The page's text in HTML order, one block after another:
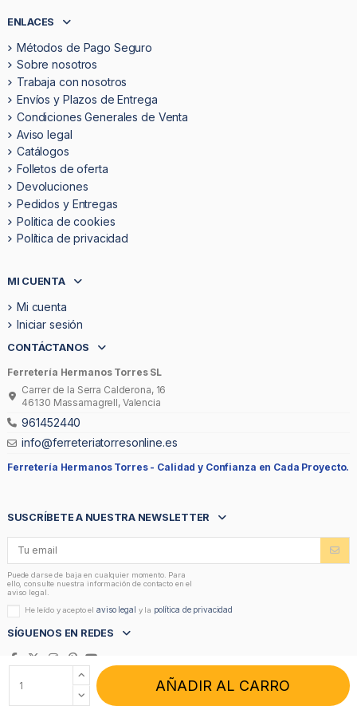
AÑADIR AL CARRO
ENLACES
Métodos de Pago Seguro
Sobre nosotros
Trabaja con nosotros
Envíos y Plazos de Entrega
Condiciones Generales de Venta
Aviso legal
Catálogos
Folletos de oferta
Devoluciones
Pedidos y Entregas
Politica de cookies
Política de privacidad
MI CUENTA
Mi cuenta
Iniciar sesión
CONTÁCTANOS
Ferretería Hermanos Torres SL
Carrer de la Serra Calderona, 16
46130 Massamagrell, Valencia
961452440
info@ferreteriatorresonline.es
Ferretería Hermanos Torres - Calidad y Confianza en Cada Proyecto.
SUSCRÍBETE A NUESTRA NEWSLETTER
Puede darse de baja en cualquier momento. Para
ello, consulte nuestra información de contacto en el
aviso legal.
He leído y acepto elaviso legal y la política de privacidad
SÍGUENOS EN REDES